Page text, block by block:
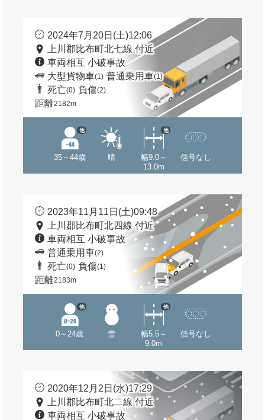
2024年7月20日(土)12:06
上川郡比布町北七線 付近
車両相互 小破事故
大型貨物車(1) 普通乗用車(1)
死亡(0) 負傷(2)
距離2182m
35～44歳
他
晴
幅9.0～
13.0m
他
信号なし
2023年11月11日(土)09:48
上川郡比布町北四線 付近
車両相互 小破事故
普通乗用車(2)
死亡(0) 負傷(1)
距離2183m
0～24歳
他
雪
幅5.5～
9.0m
他
信号なし
2020年12月2日(水)17:29
上川郡比布町北二線 付近
車両相互 小破事故